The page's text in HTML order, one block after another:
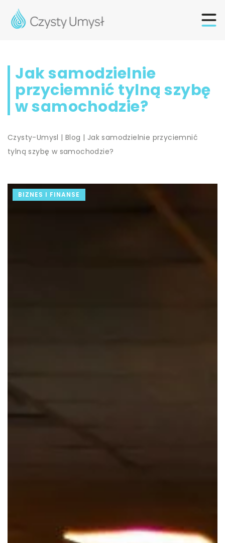
Jak samodzielnie
przyciemnić tylną szybę
w samochodzie?
Czysty-Umysl |Blog | Jak samodzielnie przyciemnić
tylną szybę w samochodzie?
BIZNES I FINANSE